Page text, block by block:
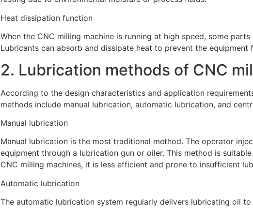
Heat dissipation function
When the CNC milling machine is running at high speed, some
Lubricants can absorb and dissipate heat to prevent the
2. Lubrication methods of CNC
According to the design characteristics and application
methods include manual lubrication, automatic lubrication, and
Manual lubrication
Manual lubrication is the most traditional method. The operator
equipment through a lubrication gun or oiler. This method is
CNC milling machines, it is less efficient and prone to insufficient
Automatic lubrication
The automatic lubrication system regularly delivers lubricating oil